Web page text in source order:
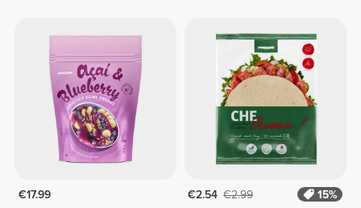
€17.99
€2.54 €2.99
15%